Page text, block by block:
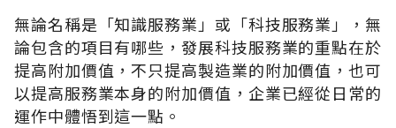
無論名稱是「知識服務業」或「科技服務業」，無
論包含的項目有哪些，發展科技服務業的重點在於
提高附加價值，不只提高製造業的附加價值，也可
以提高服務業本身的附加價值，企業已經從日常的
運作中體悟到這一點。